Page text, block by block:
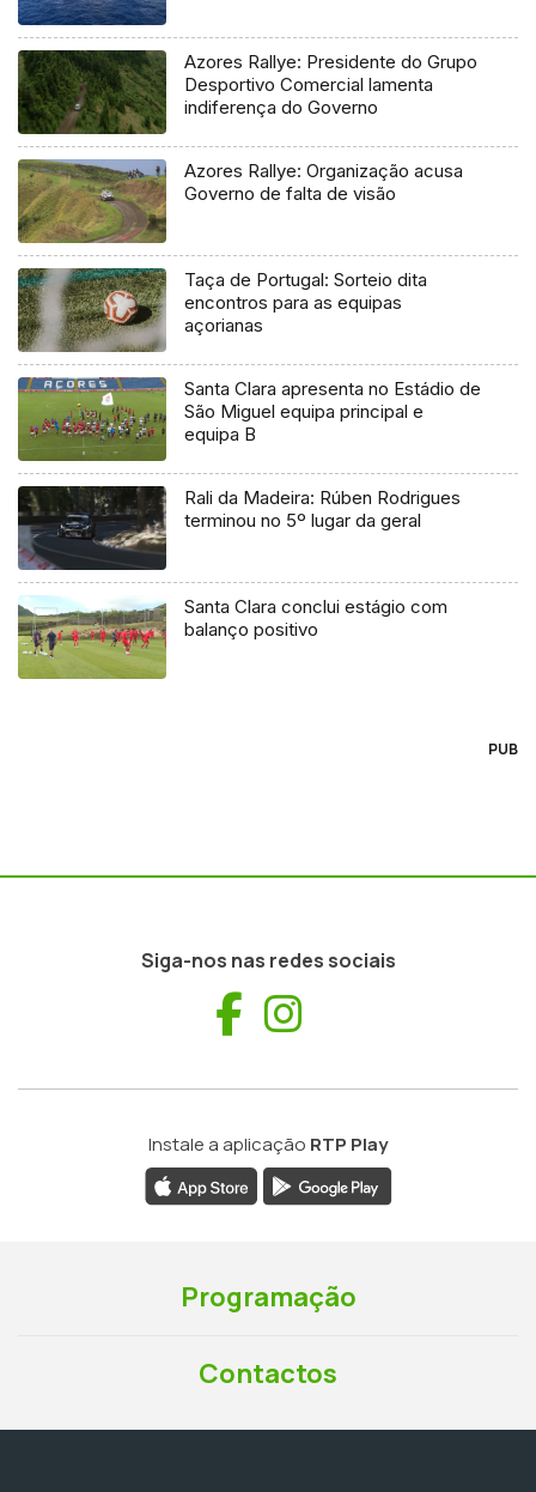
Azores Rallye: Presidente do Grupo
Desportivo Comercial lamenta
indiferença do Governo
Azores Rallye: Organização acusa
Governo de falta de visão
Taça de Portugal: Sorteio dita
encontros para as equipas
açorianas
Santa Clara apresenta no Estádio de
São Miguel equipa principal e
equipa B
Rali da Madeira: Rúben Rodrigues
terminou no 5º lugar da geral
Santa Clara conclui estágio com
balanço positivo
PUB
Siga-nos nas redes sociais
Facebook
Instale a aplicação RTP Play
Programação
Contactos